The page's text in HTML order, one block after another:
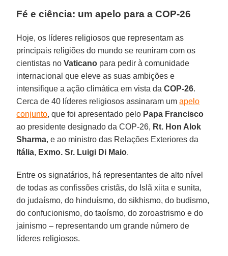
Fé e ciência: um apelo para a COP-26
Hoje, os líderes religiosos que representam as
principais religiões do mundo se reuniram com os
cientistas noVaticano para pedir à comunidade
internacional que eleve as suas ambições e
intensifique a ação climática em vista daCOP-26.
Cerca de 40 líderes religiosos assinaram umapelo
conjunto, que foi apresentado pelo Papa Francisco
ao presidente designado da COP-26, Rt. Hon Alok
Sharma, e ao ministro das Relações Exteriores da
Itália, Exmo. Sr. Luigi Di Maio.
Entre os signatários, há representantes de alto nível
de todas as confissões cristãs, do Islã xiita e sunita,
do judaísmo, do hinduísmo, do sikhismo, do budismo,
do confucionismo, do taoísmo, do zoroastrismo e do
jainismo – representando um grande número de
líderes religiosos.